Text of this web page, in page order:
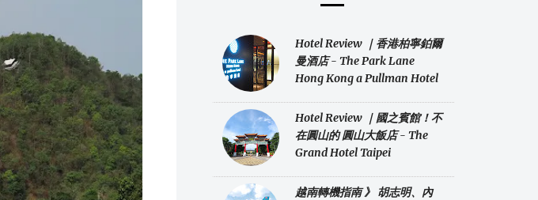
Hotel Review ｜香港柏寧鉑爾
曼酒店 - The Park Lane
Hong Kong a Pullman Hotel
Hotel Review ｜國之賓館！不
在圓山的 圓山大飯店 - The
Grand Hotel Taipei
越南轉機指南 》 胡志明、內